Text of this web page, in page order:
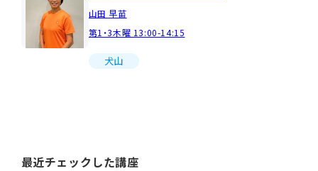
山田 早苗
第1・3木曜 13:00-14:15
犬山
最近チェックした講座